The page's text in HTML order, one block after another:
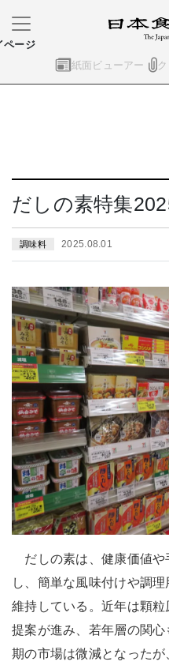
紙面ビューアー
ページ
だしの素特集
調味料 2025.08.01
だしの素は、健康価値や
し、簡単な風味付けや調
維持している。近年は顆
提案が進み、若年層の関
期の市場は微減となった